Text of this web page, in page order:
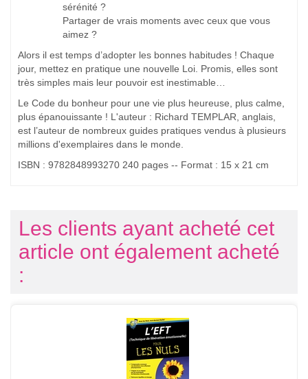
sérénité ?
Partager de vrais moments avec ceux que vous
aimez ?
Alors il est temps d’adopter les bonnes habitudes ! Chaque
jour, mettez en pratique une nouvelle Loi. Promis, elles sont
très simples mais leur pouvoir est inestimable…
Le Code du bonheur pour une vie plus heureuse, plus calme,
plus épanouissante ! L'auteur : Richard TEMPLAR, anglais,
est l’auteur de nombreux guides pratiques vendus à plusieurs
millions d'exemplaires dans le monde.
ISBN : 9782848993270 240 pages -- Format : 15 x 21 cm
Les clients ayant acheté cet
article ont également acheté
: